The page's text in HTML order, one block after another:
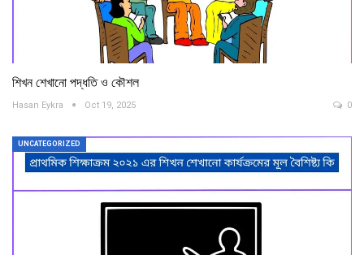
শিখন শেখানো পদ্ধতি ও কৌশল
Hasan Eykra Oct 19, 2025 0
UNCATEGORIZED